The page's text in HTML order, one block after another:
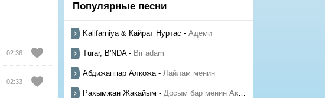
02:36
02:33
Популярные песни
Kalifarniya & Кайрат Нуртас - Адеми
Turar, B'NDA- Bir adam
Абдижаппар Алкожа- Лайлам менин
Рахымжан Жакайым - Досым бар менин Актауда